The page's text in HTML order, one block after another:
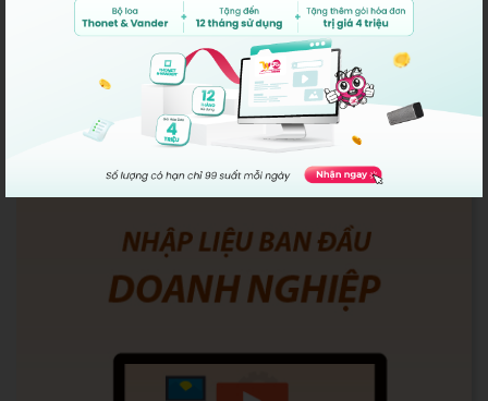
Quản Lý Vận Chuyển
Các nhà vận chuyển đang tích hợp: Giao Hàng Nhanh, Giao
40,000 VNĐ/ 1 tháng